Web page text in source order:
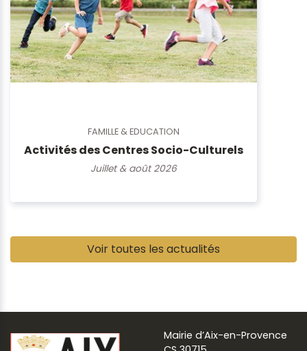
FAMILLE & EDUCATION
Activités des Centres Socio-Culturels
Juillet & août 2026
Voir toutes les actualités
Mairie d’Aix-en-Provence